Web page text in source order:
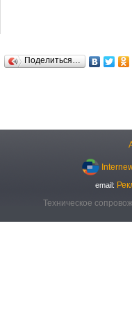
Поделиться…
email:
Техническое